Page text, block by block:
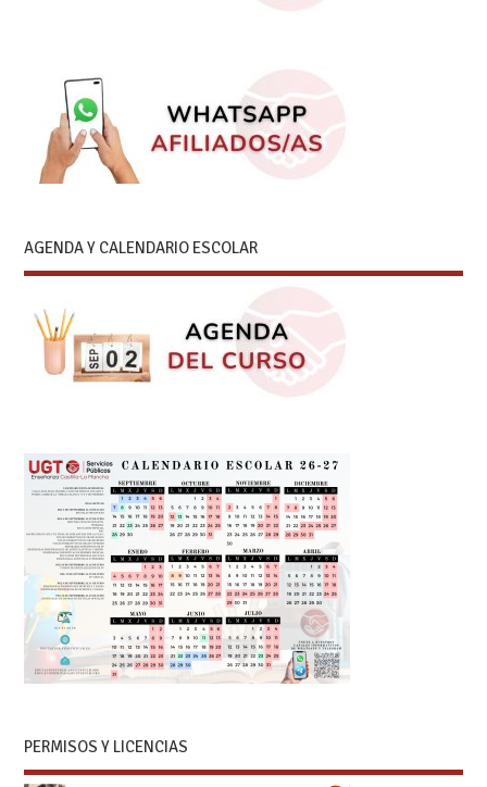
AGENDA Y CALENDARIO ESCOLAR
PERMISOS Y LICENCIAS